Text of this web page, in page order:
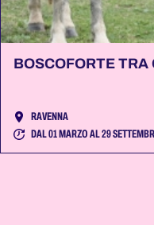
BOSCOFORTE TRA
RAVENNA
DAL 01 MARZO AL 29